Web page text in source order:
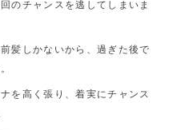
のチャンスを逃してしまいま
髪しかないから、過ぎた後で
を高く張り、着実にチャンス